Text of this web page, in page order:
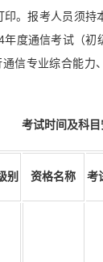
交换技术真
印。报考人员须持
年度通信考试（初
信专业综合能力
考试时间及科目
别 资格名称 考